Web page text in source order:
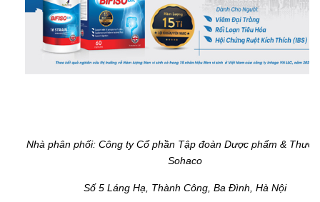
Nhà phân phối: Công ty Cổ phần Tập đoàn Dược phẩm &
Sohaco
Số 5 Láng Hạ, Thành Công, Ba Đình, Hà Nội